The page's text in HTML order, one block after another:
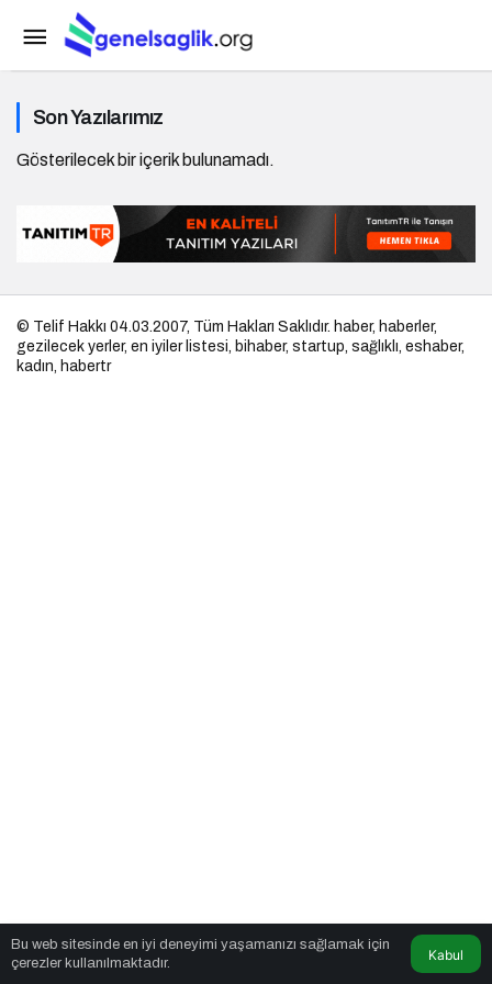
Son Yazılarımız
Gösterilecek bir içerik bulunamadı.
Bu web sitesinde en iyi deneyimi yaşamanızı sağlamak için
çerezler kullanılmaktadır.
Kabul
© Telif Hakkı 04.03.2007, Tüm Hakları Saklıdır. haber, haberler,
gezilecek yerler, en iyiler listesi bihaber, startup sağlıklı eshaber,
kadın habertr